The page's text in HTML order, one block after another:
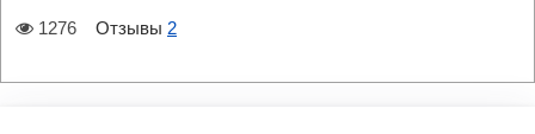
1276 Отзывы 2